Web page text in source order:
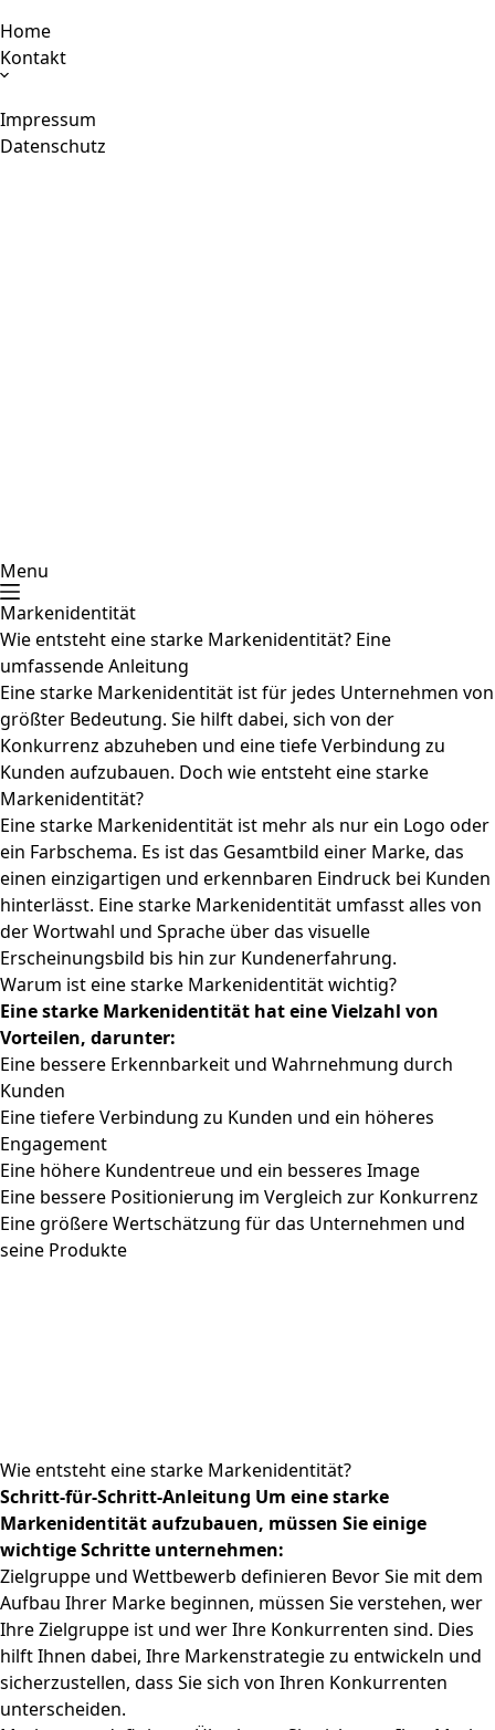
Home
Kontakt
Impressum
Datenschutz
Menu
Markenidentität
Wie entsteht eine starke Markenidentität? Eine
umfassende Anleitung
Eine starke Markenidentität ist für jedes Unternehmen von
größter Bedeutung. Sie hilft dabei, sich von der
Konkurrenz abzuheben und eine tiefe Verbindung zu
Kunden aufzubauen. Doch wie entsteht eine starke
Markenidentität?
Eine starke Markenidentität ist mehr als nur ein Logo oder
ein Farbschema. Es ist das Gesamtbild einer Marke, das
einen einzigartigen und erkennbaren Eindruck bei Kunden
hinterlässt. Eine starke Markenidentität umfasst alles von
der Wortwahl und Sprache über das visuelle
Erscheinungsbild bis hin zur Kundenerfahrung.
Warum ist eine starke Markenidentität wichtig?
Eine starke Markenidentität hat eine Vielzahl von
Vorteilen, darunter:
Eine bessere Erkennbarkeit und Wahrnehmung durch
Kunden
Eine tiefere Verbindung zu Kunden und ein höheres
Engagement
Eine höhere Kundentreue und ein besseres Image
Eine bessere Positionierung im Vergleich zur Konkurrenz
Eine größere Wertschätzung für das Unternehmen und
seine Produkte
Wie entsteht eine starke Markenidentität?
Schritt-für-Schritt-Anleitung Um eine starke
Markenidentität aufzubauen, müssen Sie einige
wichtige Schritte unternehmen:
Zielgruppe und Wettbewerb definieren Bevor Sie mit dem
Aufbau Ihrer Marke beginnen, müssen Sie verstehen, wer
Ihre Zielgruppe ist und wer Ihre Konkurrenten sind. Dies
hilft Ihnen dabei, Ihre Markenstrategie zu entwickeln und
sicherzustellen, dass Sie sich von Ihren Konkurrenten
unterscheiden.